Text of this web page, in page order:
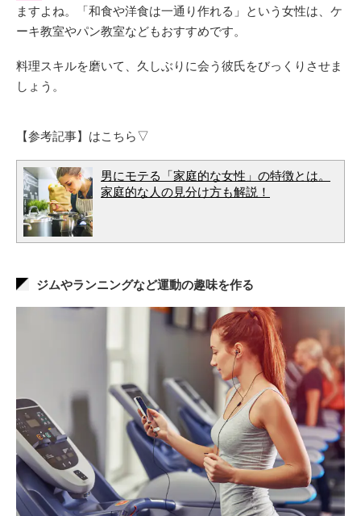
ますよね。「和食や洋食は一通り作れる」という女性は、ケ
ーキ教室やパン教室などもおすすめです。
料理スキルを磨いて、久しぶりに会う彼氏をびっくりさせま
しょう。
【参考記事】はこちら▽
男にモテる「家庭的な女性」の特徴とは。
家庭的な人の見分け方も解説！
ジムやランニングなど運動の趣味を作る